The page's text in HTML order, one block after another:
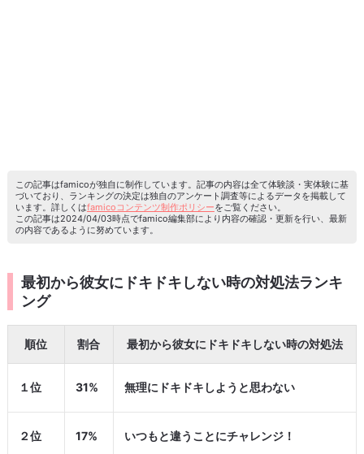
この記事はfamicoが独自に制作しています。記事の内容は全て体験談・実体験に基
づいており、ランキングの決定は独自のアンケート調査等によるデータを掲載して
います。詳しくはfamicoコンテンツ制作ポリシーをご覧ください。
この記事は2024/04/03時点でfamico編集部により内容の確認・更新を行い、最新
の内容であるように努めています。
最初から彼女にドキドキしない時の対処法ランキ
ング
順位 割合 最初から彼女にドキドキしない時の対処法
１位 31% 無理にドキドキしようと思わない
２位 17% いつもと違うことにチャレンジ！